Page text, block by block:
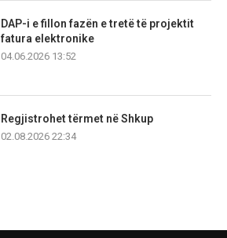
DAP-i e fillon fazën e tretë të projektit
fatura elektronike
04.06.2026 13:52
Regjistrohet tërmet në Shkup
02.08.2026 22:34